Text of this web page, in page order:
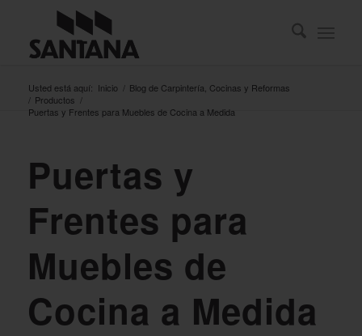
Usted está aquí: Inicio / Blog de Carpintería, Cocinas y Reformas
/ Productos /
Puertas y Frentes para Muebles de Cocina a Medida
Puertas y
Frentes para
Muebles de
Cocina a Medida